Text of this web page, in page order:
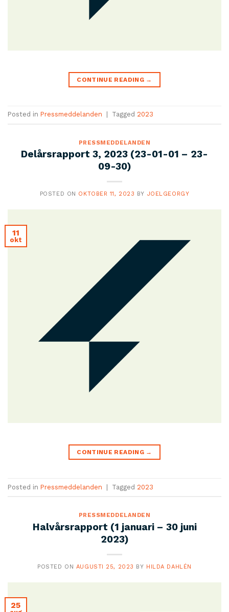
CONTINUE READING →
Posted in Pressmeddelanden Tagged 2023
PRESSMEDDELANDEN
Delårsrapport 3, 2023 (23-01-01 – 23-
09-30)
POSTED ON OKTOBER 11, 2023 BY JOELGEORGY
11
okt
CONTINUE READING →
Posted in Pressmeddelanden | Tagged 2023
PRESSMEDDELANDEN
Halvårsrapport (1 januari – 30 juni
2023)
POSTED ON AUGUSTI 25, 2023 BY HILDA DAHLÉN
25